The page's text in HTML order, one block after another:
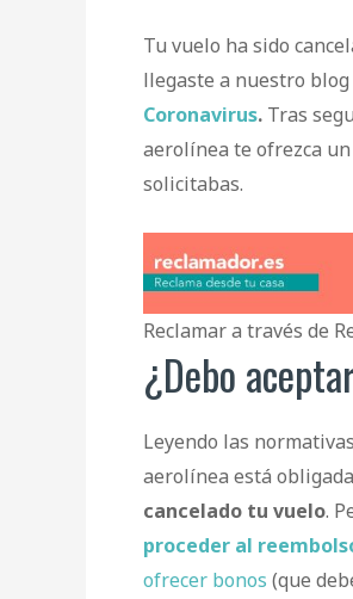
Tu vuelo ha sido
llegaste a nuestro
Coronavirus. Tras
aerolínea te ofrezca
solicitabas.
Reclamar a través de
¿Debo
Leyendo las
aerolínea está
cancelado tu vuelo.
proceder al
ofrecer bonos (que